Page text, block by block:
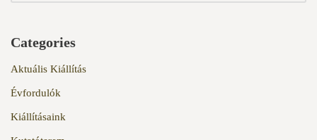
Categories
Aktuális Kiállítás
Évfordulók
Kiállításaink